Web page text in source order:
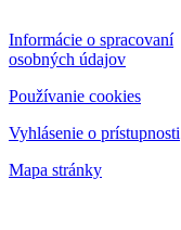
Informácie o spracovaní
osobných údajov
Používanie cookies
Vyhlásenie o prístupnosti
Mapa stránky